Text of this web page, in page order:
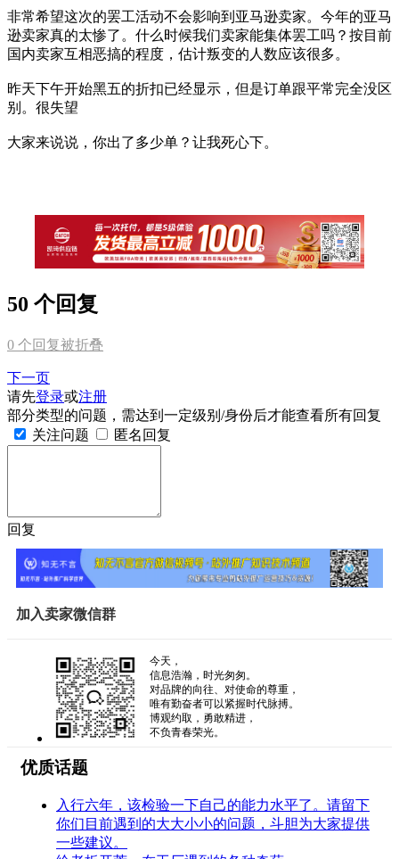
非常希望这次的罢工活动不会影响到亚马逊卖家。今年的亚马
逊卖家真的太惨了。什么时候我们卖家能集体罢工吗？按目前
国内卖家互相恶搞的程度，估计叛变的人数应该很多。
昨天下午开始黑五的折扣已经显示，但是订单跟平常完全没区
别。很失望
大家来说说，你出了多少单？让我死心下。
50 个回复
0 个回复被折叠
下一页
请先登录或注册
部分类型的问题，需达到一定级别/身份后才能查看所有回复
关注问题
匿名回复
回复
加入卖家微信群
今天，
信息浩瀚，时光匆匆。
对品牌的向往、对使命的尊重，
唯有勤奋者可以紧握时代脉搏。
博观约取，勇敢精进，
不负青春荣光。
优质话题
入行六年，该检验一下自己的能力水平了。请留下
你们目前遇到的大大小小的问题，斗胆为大家提供
一些建议。